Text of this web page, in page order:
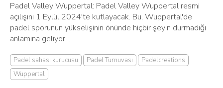
Padel Valley Wuppertal: Padel Valley Wuppertal resmi
açılışını 1 Eylül 2024'te kutlayacak. Bu, Wuppertal'de
padel sporunun yükselişinin önünde hiçbir şeyin durmadığı
anlamına geliyor ...
Padel sahası kurucusu Padel Turnuvası
Padelcreations
Wuppertal